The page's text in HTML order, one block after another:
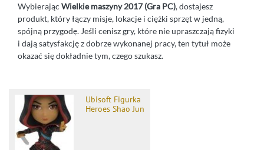
Wybierając Wielkie maszyny 2017 (Gra PC), dostajesz
produkt, który łączy misje, lokacje i ciężki sprzęt w jedną,
spójną przygodę. Jeśli cenisz gry, które nie upraszczają fizyki
i dają satysfakcję z dobrze wykonanej pracy, ten tytuł może
okazać się dokładnie tym, czego szukasz.
Ubisoft Figurka
Heroes Shao Jun